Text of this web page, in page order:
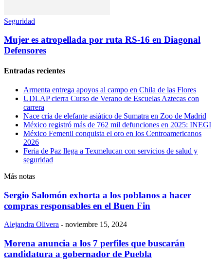
Seguridad
Mujer es atropellada por ruta RS-16 en Diagonal
Defensores
Entradas recientes
Armenta entrega apoyos al campo en Chila de las Flores
UDLAP cierra Curso de Verano de Escuelas Aztecas con
carrera
Nace cría de elefante asiático de Sumatra en Zoo de Madrid
México registró más de 762 mil defunciones en 2025: INEGI
México Femenil conquista el oro en los Centroamericanos
2026
Feria de Paz llega a Texmelucan con servicios de salud y
seguridad
Más notas
Sergio Salomón exhorta a los poblanos a hacer
compras responsables en el Buen Fin
Alejandra Olivera - noviembre 15, 2024
Morena anuncia a los 7 perfiles que buscarán
candidatura a gobernador de Puebla